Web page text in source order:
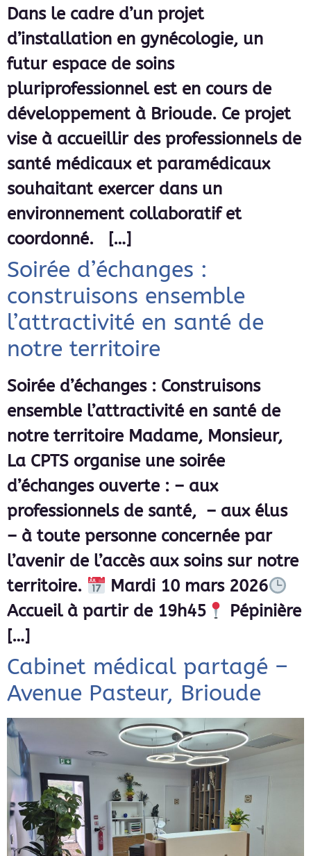
Dans le cadre d’un projet
d’installation en gynécologie, un
futur espace de soins
pluriprofessionnel est en cours de
développement à Brioude. Ce projet
vise à accueillir des professionnels de
santé médicaux et paramédicaux
souhaitant exercer dans un
environnement collaboratif et
coordonné. […]
Soirée d’échanges :
construisons ensemble
l’attractivité en santé de
notre territoire
Soirée d’échanges : Construisons
ensemble l’attractivité en santé de
notre territoire Madame, Monsieur,
La CPTS organise une soirée
d’échanges ouverte : – aux
professionnels de santé, – aux élus
– à toute personne concernée par
l’avenir de l’accès aux soins sur notre
territoire.
Mardi 10 mars 2026
Accueil à partir de 19h45
Pépinière
[…]
Cabinet médical partagé –
Avenue Pasteur, Brioude